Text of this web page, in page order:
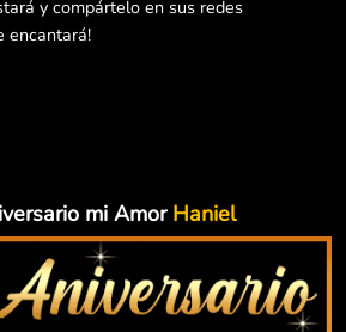
y compártelo en sus redes
encantará!
mi Amor Haniel